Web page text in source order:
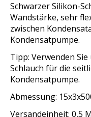
Schwarzer Silikon-
Wandstärke, sehr
zwischen
Kondensatpumpe.
Tipp: Verwenden
Schlauch für die
Kondensatpumpe.
Abmessung:
Versandeinheit: 0,5